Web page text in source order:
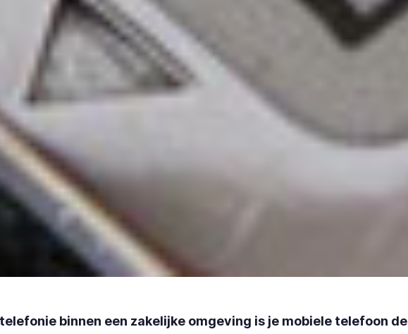
binnen een zakelijke omgeving is je mobiele telefoon de